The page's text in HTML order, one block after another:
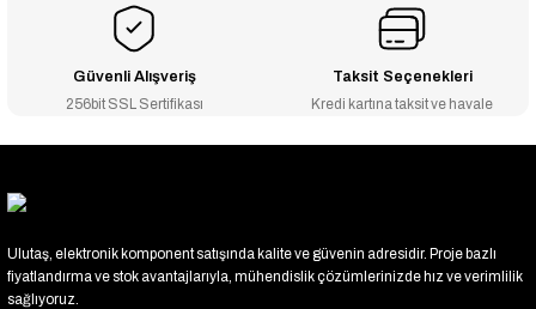
Güvenli Alışveriş
256bit SSL Sertifikası
Taksit Seçenekleri
Kredi kartına taksit ve havale
Ulutaş, elektronik komponent satışında kalite ve güvenin adresidir. Proje bazlı
fiyatlandırma ve stok avantajlarıyla, mühendislik çözümlerinizde hız ve verimlilik
sağlıyoruz.